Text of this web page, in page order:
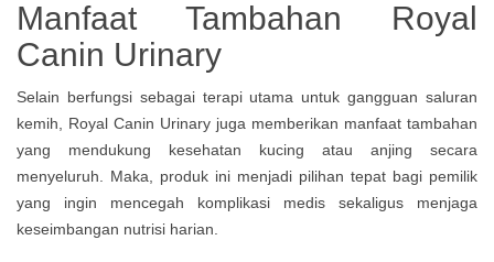
Manfaat Tambahan Royal
Canin Urinary
Selain berfungsi sebagai terapi utama untuk gangguan saluran
kemih, Royal Canin Urinary juga memberikan manfaat tambahan
yang mendukung kesehatan kucing atau anjing secara
menyeluruh. Maka, produk ini menjadi pilihan tepat bagi pemilik
yang ingin mencegah komplikasi medis sekaligus menjaga
keseimbangan nutrisi harian.